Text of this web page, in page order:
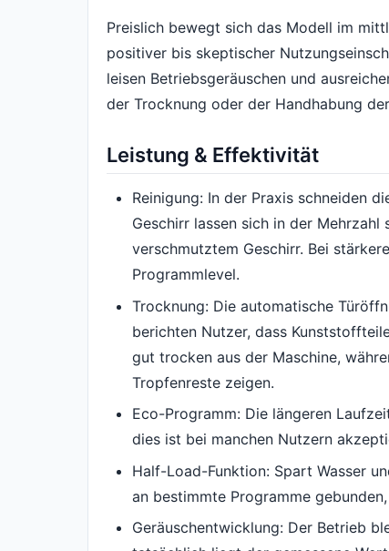
Preislich bewegt sich das Modell im
positiver bis skeptischer
leisen Betriebsgeräuschen und
der Trocknung oder der Handhabung
Leistung & Effektivität
Reinigung: In der Praxis schneiden
Geschirr lassen sich in der
verschmutztem Geschirr. Bei
Programmlevel.
Trocknung: Die automatische
berichten Nutzer, dass
gut trocken aus der Maschine,
Tropfenreste zeigen.
Eco-Programm: Die längeren
dies ist bei manchen Nutzern
Half-Load-Funktion: Spart Wasser
an bestimmte Programme
Geräuschentwicklung: Der Betrieb